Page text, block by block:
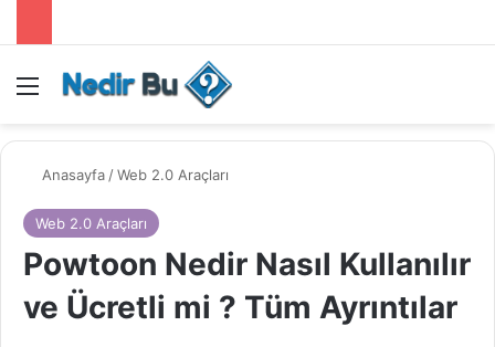
Menü
Anasayfa /Web 2.0 Araçları
Web 2.0 Araçları
Powtoon Nedir Nasıl Kullanılır
ve Ücretli mi ? Tüm Ayrıntılar